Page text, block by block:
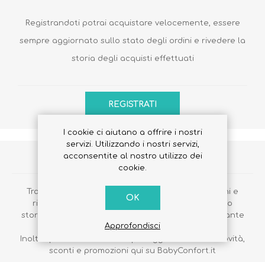
Registrandoti potrai acquistare velocemente, essere
sempre aggiornato sullo stato degli ordini e rivedere la
storia degli acquisti effettuati
VANTAGGI DELLA REGISTRAZIONE
Tramite la registrazione potrai effettuare gli ordini e
ricevere la merce direttamente a casa, vedere lo
storico dei tuoi ordini, seguire le tue spedizioni e tante
altre informazioni.
Inoltre potrai rimanere sempre aggiornato sulle novità,
sconti e promozioni qui su BabyConfort.it
I cookie ci aiutano a offrire i nostri
servizi. Utilizzando i nostri servizi,
acconsentite al nostro utilizzo dei
cookie.
OK
Approfondisci